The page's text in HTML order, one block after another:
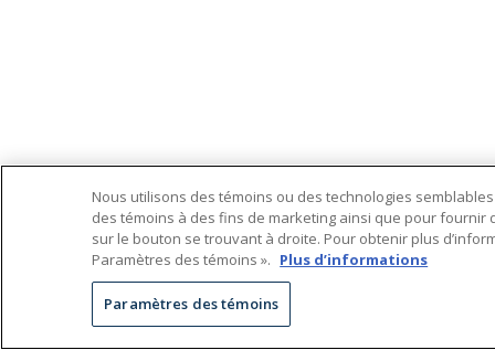
Nous utilisons des témoins ou des technologies
des témoins à des fins de marketing ainsi que pour
sur le bouton se trouvant à droite. Pour obtenir plus
Paramètres des témoins ». Plus d’informations
Paramètres des témoins